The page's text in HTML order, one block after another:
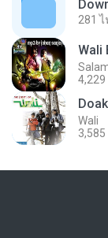
281 ไ
Wali
4,229
Wali
3,585